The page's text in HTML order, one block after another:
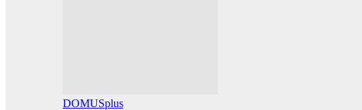
DOMUSplus